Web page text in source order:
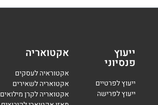
ייעוץ
פנסיוני
ייעוץ לפרטיים
ייעוץ לפרישה
אקטואריה
אקטוראיה לעסקים
אקטואריה לשאירים
אקטואריה לקרן מילואים